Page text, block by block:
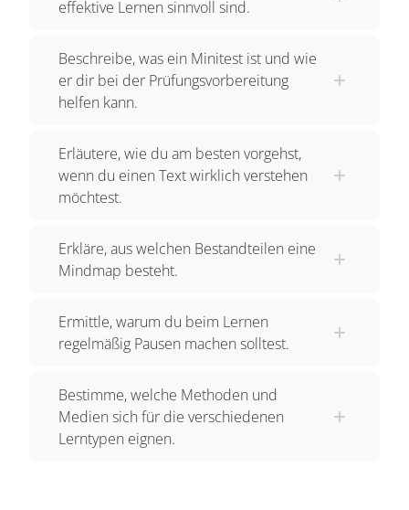
effektive Lernen sinnvoll sind.
Beschreibe, was ein Minitest ist und wie
er dir bei der Prüfungsvorbereitung
helfen kann.
Erläutere, wie du am besten vorgehst,
wenn du einen Text wirklich verstehen
möchtest.
Erkläre, aus welchen Bestandteilen eine
Mindmap besteht.
Ermittle, warum du beim Lernen
regelmäßig Pausen machen solltest.
Bestimme, welche Methoden und
Medien sich für die verschiedenen
Lerntypen eignen.